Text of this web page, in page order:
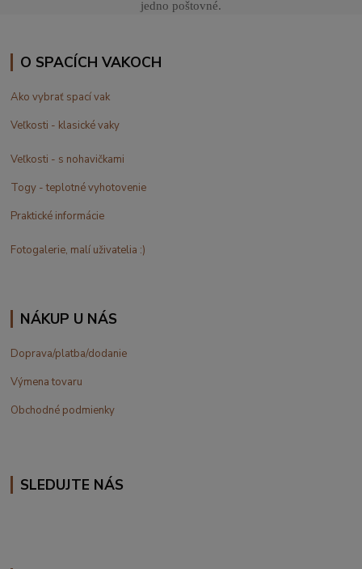
jedno poštovné.
O SPACÍCH VAKOCH
Ako vybrať spací vak
Veľkosti - klasické vaky
Veľkosti - s nohavičkami
Togy - teplotné vyhotovenie
Praktické informácie
Fotogalerie, malí uživatelia :)
NÁKUP U NÁS
Doprava/platba/dodanie
Výmena tovaru
Obchodné podmienky
SLEDUJTE NÁS